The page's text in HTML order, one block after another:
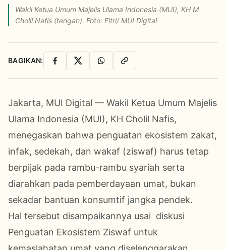
Wakil Ketua Umum Majelis Ulama Indonesia (MUI), KH M
Cholil Nafis (tengah). Foto: Fitri/ MUI Digital
BAGIKAN: Facebook
X WhatsAppSalin Link
Jakarta, MUI Digital — Wakil Ketua Umum Majelis
Ulama Indonesia (MUI), KH Cholil Nafis,
menegaskan bahwa penguatan ekosistem zakat,
infak, sedekah, dan wakaf (ziswaf) harus tetap
berpijak pada rambu-rambu syariah serta
diarahkan pada pemberdayaan umat, bukan
sekadar bantuan konsumtif jangka pendek.
Hal tersebut disampaikannya usai diskusi
Penguatan Ekosistem Ziswaf untuk